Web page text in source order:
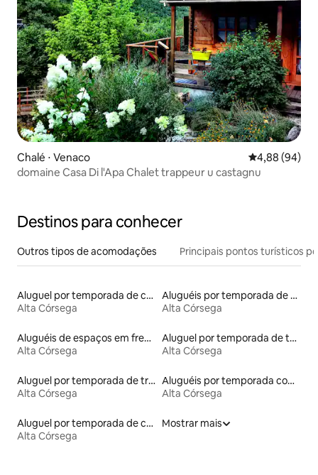
Chalé ⋅ Venaco 4,88 de uma
4,88 (94)
domaine Casa Di l'Apa Chalet trappeur u castagnu
Destinos para conhecer
Outros tipos de acomodações Principais pontos turísticos
Aluguel por temporada de casas de hóspedes
Alta Córsega
Aluguéis por temporada de acomodações de luxo
Alta Córsega
Aluguéis de espaços em frente à praia
Alta Córsega
Aluguel por temporada de tendas
Alta Córsega
Aluguel por temporada de trailers
Alta Córsega
Aluguéis por temporada com suítes privativas
Alta Córsega
Aluguel por temporada de casas de veraneio
Alta Córsega
Mostrar mais